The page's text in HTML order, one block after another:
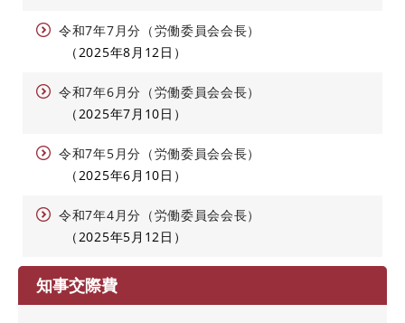
令和7年7月分（労働委員会会長）
2025年8月12日
令和7年6月分（労働委員会会長）
2025年7月10日
令和7年5月分（労働委員会会長）
2025年6月10日
令和7年4月分（労働委員会会長）
2025年5月12日
知事交際費